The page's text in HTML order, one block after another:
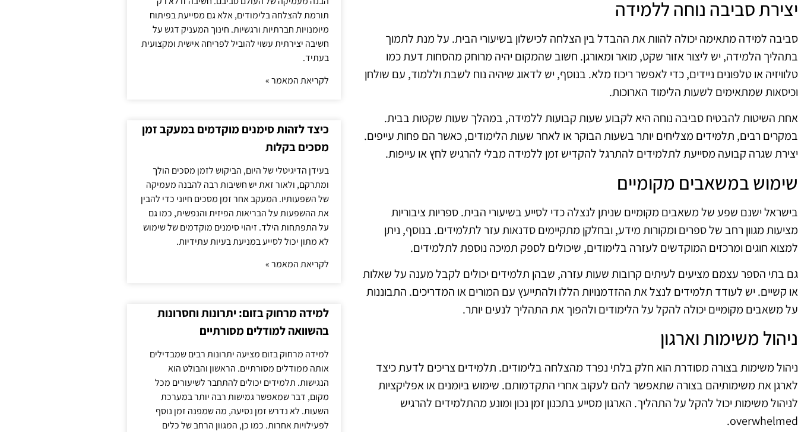
יצירת סביבה נוחה ללמידה
סביבה למידה מתאימה יכולה להוות את ההבדל בין הצלחה לכישלון בשיעורי הבית. על מנת לתמוך
בתהליך הלמידה, יש ליצור אזור שקט, מואר ומאורגן. חשוב שהמקום יהיה מרוחק מהסחות דעת כמו
טלוויזיה או טלפונים ניידים, כדי לאפשר ריכוז מלא. בנוסף, יש לדאוג שיהיה נוח לשבת וללמוד, עם שולחן
וכיסאות שמתאימים לשעות הלימוד הארוכות.
אחת השיטות להבטיח סביבה נוחה היא לקבוע שעות קבועות ללמידה, במהלך שעות שקטות בבית.
במקרים רבים, תלמידים מצליחים יותר בשעות הבוקר או לאחר שעות הלימודים, כאשר הם פחות עייפים.
יצירת שגרה קבועה מסייעת לתלמידים להתרגל להקדיש זמן ללמידה מבלי להרגיש לחץ או עייפות.
שימוש במשאבים מקומיים
בישראל ישנם שפע של משאבים מקומיים שניתן לנצלה כדי לסייע בשיעורי הבית. ספריות ציבוריות
מציעות מגוון רחב של ספרים ומקורות מידע, ובחלקן מתקיימים סדנאות עזר לתלמידים. בנוסף, ניתן
למצוא חוגים ומרכזים המוקדשים לעזרה בלימודים, שיכולים לספק תמיכה נוספת לתלמידים.
גם בתי הספר עצמם מציעים לעיתים קרובות שעות עזרה, שבהן תלמידים יכולים לקבל מענה על שאלות
או קשיים. יש לעודד תלמידים לנצל את ההזדמנויות הללו ולהתייעץ עם המורים או המדריכים. התבוננות
על משאבים מקומיים יכולה להקל על הלימודים ולהפוך את התהליך לנעים יותר.
ניהול משימות וארגון
ניהול משימות בצורה מסודרת הוא חלק בלתי נפרד מהצלחה בלימודים. תלמידים צריכים לדעת כיצד
לארגן את משימותיהם בצורה שתאפשר להם לעקוב אחרי התקדמותם. שימוש ביומנים או אפליקציות
לניהול משימות יכול להקל על התהליך. הארגון מסייע בתכנון זמן נכון ומונע מהתלמידים להרגיש
overwhelmed.
תורמת להצלחה בלימודים, אלא גם מסייעת בפיתוח
מיומנויות חברתיות ורגשיות. חינוך המעניק דגש על
חשיבה יצירתית עשוי להוביל לפריחה אישית ומקצועית
בעתיד.
לקריאת המאמר »
כיצד לזהות סימנים מוקדמים במעקב זמן
מסכים בקלות
בעידן הדיגיטלי של היום, הביקוש לזמן מסכים הולך
ומתרקם, ולאור זאת יש חשיבות רבה להבנה מעמיקה
של השפעותיו. המעקב אחר זמן מסכים חיוני כדי להבין
את ההשפעות על הבריאות הפיזית והנפשית, כמו גם
על התפתחות הילד. זיהוי סימנים מוקדמים של שימוש
לא מתון יכול לסייע במניעת בעיות עתידיות.
לקריאת המאמר »
למידה מרחוק בזום: יתרונות וחסרונות
בהשוואה למודלים מסורתיים
למידה מרחוק בזום מציעה יתרונות רבים שמבדילים
אותה ממודלים מסורתיים. הראשון והבולט הוא
הנגישות. תלמידים יכולים להתחבר לשיעורים מכל
מקום, דבר שמאפשר גמישות רבה יותר במערכת
השעות. לא נדרש זמן נסיעה, מה שמפנה זמן נוסף
לפעילויות אחרות. כמו כן, המגוון הרחב של כלים